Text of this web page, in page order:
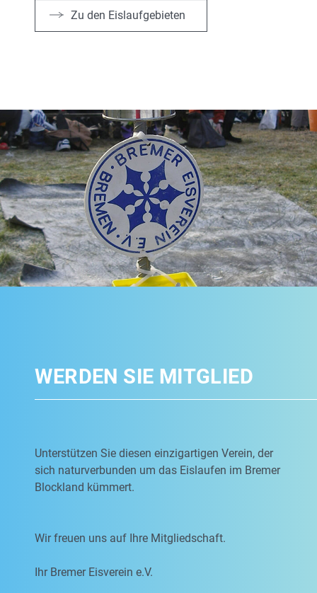
Zu den Eislaufgebieten
WERDEN SIE MITGLIED
Unterstützen Sie diesen einzigartigen Verein, der
sich naturverbunden um das Eislaufen im Bremer
Blockland kümmert.
Wir freuen uns auf Ihre Mitgliedschaft.
Ihr Bremer Eisverein e.V.